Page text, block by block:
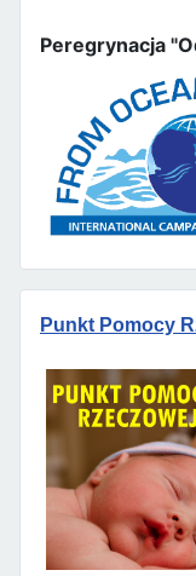
Peregrynacja
Punkt Pomocy